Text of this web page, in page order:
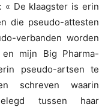
« De klaagster is erin
die pseudo-attesten
verbanden worden
mijn Big Pharma-
pseudo-artsen te
schreven waarin
tussen haar